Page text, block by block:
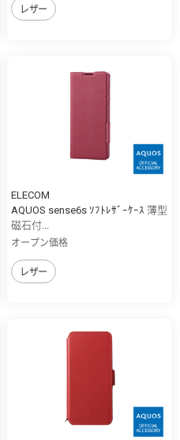
レザー
ELECOM
AQUOS sense6s ｿﾌﾄﾚｻﾞｰｹｰｽ 薄型
磁石付...
オープン価格
レザー